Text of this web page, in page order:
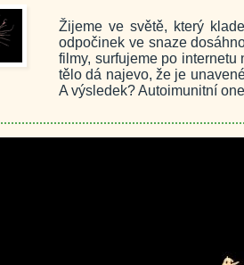
Žijeme ve světě, který
odpočinek ve snaze
filmy, surfujeme po
tělo dá najevo, že je
A výsledek? Autoimunitní